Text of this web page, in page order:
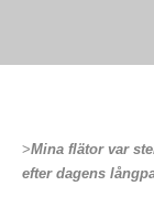
>Mina flätor var
efter dagens